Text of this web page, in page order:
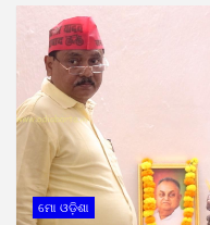
ମୋ ଓଡ଼ିଶା